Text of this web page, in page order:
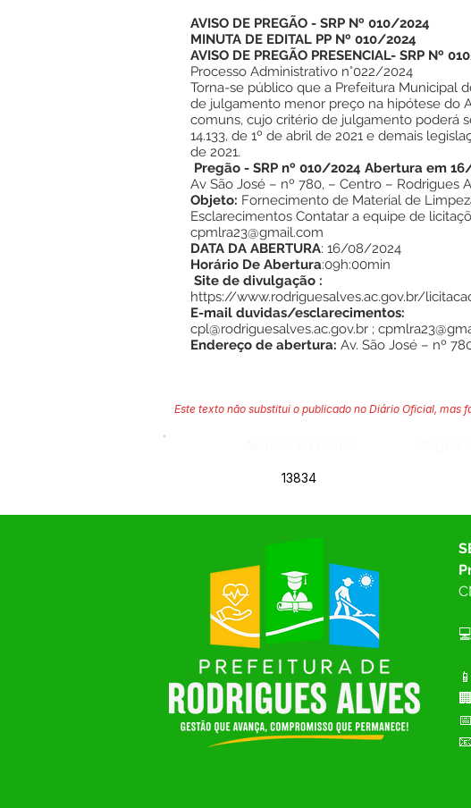
AVISO DE PREGÃO - SRP Nº 010/2024
MINUTA DE EDITAL PP Nº 010/2024
AVISO DE PREGÃO PRESENCIAL- SRP Nº
Processo Administrativo n°022/2024
Torna-se público que a Prefeitura Municipal
de julgamento menor preço na hipótese do
comuns, cujo critério de julgamento poderá
14.133, de 1º de abril de 2021 e demais
de 2021.
Pregão - SRP nº 010/2024 Abertura em
Av São José – nº 780, – Centro – Rodrigues
Objeto: Fornecimento de Material de
Esclarecimentos Contatar a equipe de
cpmlra23@gmail.com
DATA DA ABERTURA: 16/08/2024
Horário De Abertura:09h:00min
Site de divulgação :
https://www.rodriguesalves.ac.gov.br/
E-mail duvidas/esclarecimentos:
cpl@rodriguesalves.ac.gov.br ;
Endereço de abertura: Av. São José – nº
Este texto não substitui o publicado no Diário Oficial,
13834
🏢
📧